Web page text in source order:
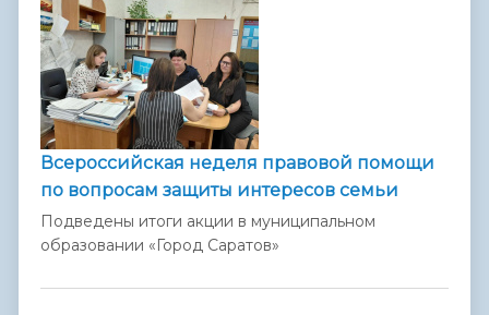
Всероссийская неделя правовой помощи
по вопросам защиты интересов семьи
Подведены итоги акции в муниципальном
образовании «Город Саратов»